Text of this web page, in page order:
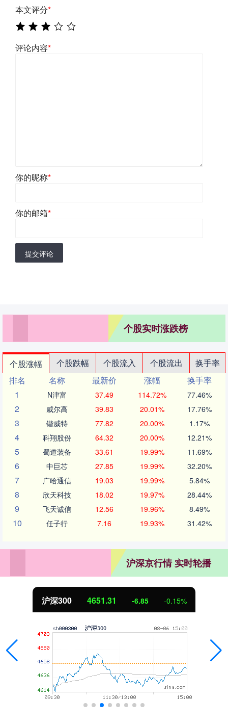
本文评分*
评论内容*
你的昵称*
你的邮箱*
提交评论
个股实时涨跌榜
个股涨幅 个股跌幅 个股流入 个股流出
换手率
排名
名称 最新价 涨幅
换手率
1
N津富 37.49 114.72% 77.46%
2 威尔高 39.83 20.01% 17.76%
3 锴威特 77.82 20.00% 1.17%
4 科翔股份 64.32 20.00% 12.21%
5 蜀道装备 33.61 19.99% 11.69%
6 中巨芯 27.85 19.99% 32.20%
7 广哈通信 19.03 19.99% 5.84%
8 欣天科技 18.02 19.97% 28.44%
9 飞天诚信 12.56 19.96% 8.49%
10 任子行 7.16 19.93% 31.42%
沪深京行情 实时轮播
北证50 1122.88 3.42